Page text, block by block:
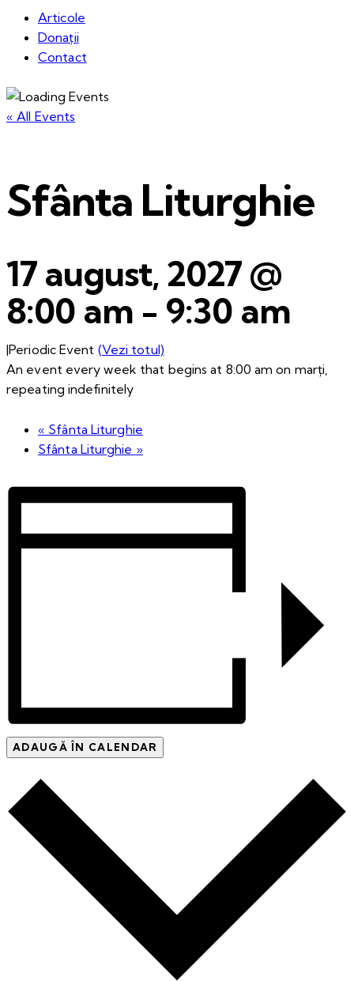
Articole
Donații
Contact
« All Events
Sfânta Liturghie
17 august, 2027 @
8:00 am - 9:30 am
|Periodic Event (Vezi totul)
An event every week that begins at 8:00 am on marți,
repeating indefinitely
« Sfânta Liturghie
Sfânta Liturghie »
ADAUGĂ ÎN CALENDAR